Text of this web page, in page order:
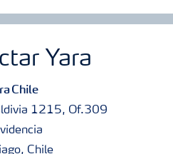
Yara
Chile
1215, Of.309
Chile